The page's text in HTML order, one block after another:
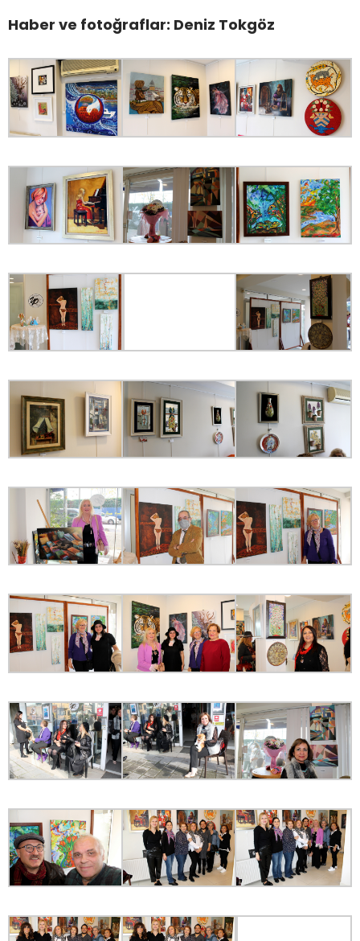
Haber ve fotoğraflar: Deniz Tokgöz